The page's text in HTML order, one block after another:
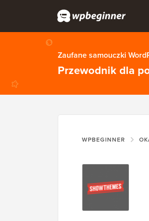
Zaufane samouczki
Przewodnik dla
WPBEGINNER